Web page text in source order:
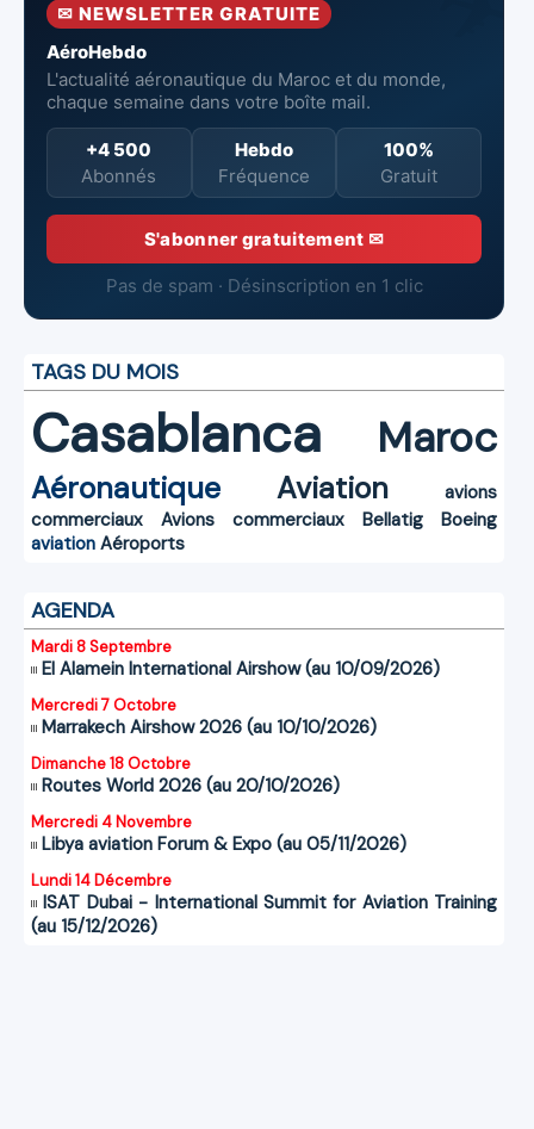
✉ NEWSLETTER GRATUITE
AéroHebdo
L'actualité aéronautique du Maroc et du monde,
chaque semaine dans votre boîte mail.
+4 500
Abonnés
Hebdo
Fréquence
100%
Gratuit
S'abonner gratuitement ✉
Pas de spam · Désinscription en 1 clic
TAGS DU MOIS
Casablanca Maroc
Aéronautique Aviation
avions
commerciaux
Avions commerciaux Bellatig
Boeing
aviation Aéroports
AGENDA
Mardi 8 Septembre
El Alamein International Airshow (au 10/09/2026)
Mercredi 7 Octobre
Marrakech Airshow 2026 (au 10/10/2026)
Dimanche 18 Octobre
Routes World 2026 (au 20/10/2026)
Mercredi 4 Novembre
Libya aviation Forum & Expo (au 05/11/2026)
Lundi 14 Décembre
ISAT Dubai - International Summit for Aviation Training
(au 15/12/2026)